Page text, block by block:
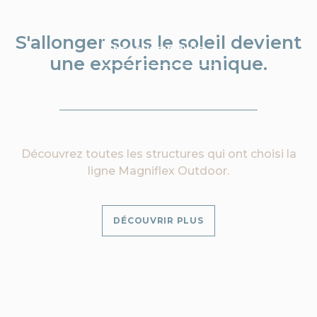
DÉCOUVRIR PLUS
S'allonger sous le soleil devient
une expérience unique.
Découvrez toutes les structures qui ont choisi la
DÉCOUVRIR PLUS